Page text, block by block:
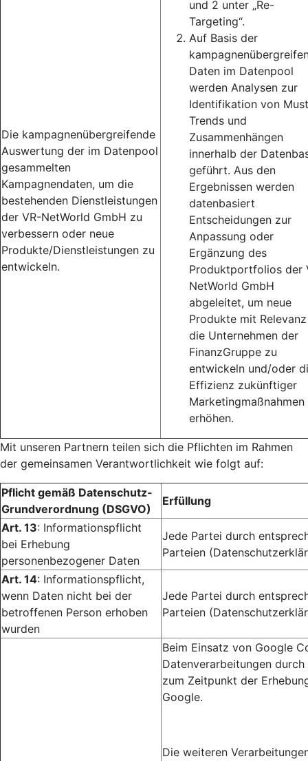
Die kampagnenübergreifende
Auswertung der im Datenpool
gesammelten
Kampagnendaten, um die
bestehenden Dienstleistungen
der VR-NetWorld GmbH zu
verbessern oder neue
Produkte/Dienstleistungen zu
entwickeln.
und 2 unter „Re-
Targeting“.
Auf Basis der
Daten im Datenpool
werden Analysen zur
Identifikation von
Trends und
Zusammenhängen
innerhalb der
geführt. Aus den
Ergebnissen werden
datenbasiert
Entscheidungen zur
Anpassung oder
Ergänzung des
Produktportfolios der
NetWorld GmbH
abgeleitet, um neue
Produkte mit
die Unternehmen der
FinanzGruppe zu
entwickeln und/oder
Effizienz zukünftiger
Marketingmaßnahmen
erhöhen.
Mit unseren Partnern teilen sich die Pflichten im Rahmen
der gemeinsamen Verantwortlichkeit wie folgt auf:
Pflicht gemäß Datenschutz-
Grundverordnung (DSGVO)
Erfüllung
Art. 13: Informationspflicht
bei Erhebung
personenbezogener Daten
Jede Partei durch
Parteien
Art. 14: Informationspflicht,
wenn Daten nicht bei der
betroffenen Person erhoben
wurden
Jede Partei durch
Parteien
Beim Einsatz von Google
Datenverarbeitungen
zum Zeitpunkt der
Google.
Die weiteren